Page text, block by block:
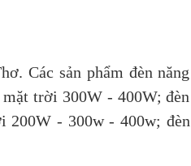
Các sản phẩm đèn năng
trời 300W - 400W; đèn
200W - 300w - 400w; đèn